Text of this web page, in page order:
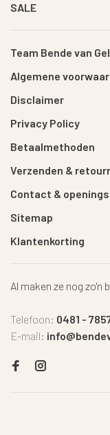
SALE
Team Bende van
Algemene
Disclaimer
Privacy Policy
Betaalmethoden
Verzenden &
Contact &
Sitemap
Klantenkorting
Al maken ze nog zo'n
Telefoon: 0481 -
E-mail: